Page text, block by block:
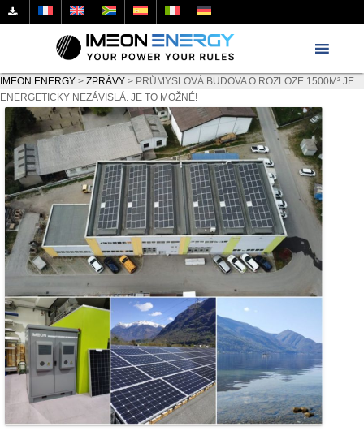
IMEON ENERGY > ZPRÁVY > PRŮMYSLOVÁ BUDOVA O ROZLOZE 1500M² JE
ENERGETICKY NEZÁVISLÁ. JE TO MOŽNÉ!